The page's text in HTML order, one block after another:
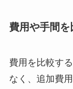
費用や手間を
費用を比較す
なく、追加費